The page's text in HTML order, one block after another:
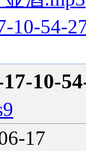
10-54-
10-
17